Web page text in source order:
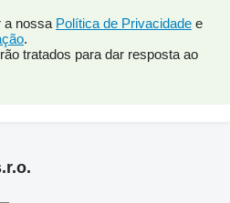
a nossa Política de Privacidade e
.
tratados para dar resposta ao